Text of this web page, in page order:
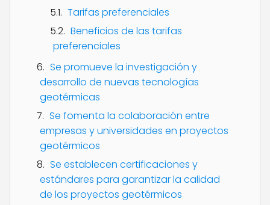
Tarifas preferenciales
Beneficios de las tarifas
preferenciales
Se promueve la investigación y
desarrollo de nuevas tecnologías
geotérmicas
Se fomenta la colaboración entre
empresas y universidades en proyectos
geotérmicos
Se establecen certificaciones y
estándares para garantizar la calidad
de los proyectos geotérmicos